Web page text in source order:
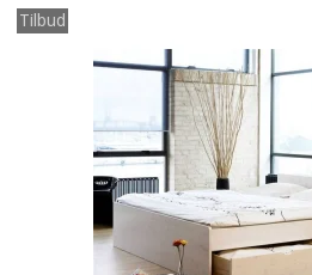
Tilbud